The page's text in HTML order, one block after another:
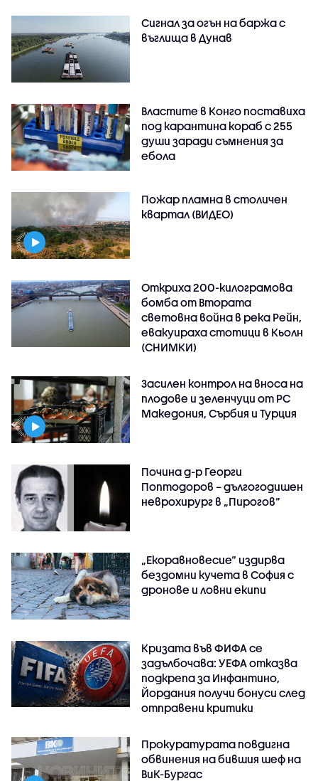
Сигнал за огън на баржа с
въглища в Дунав
Властите в Конго поставиха
под карантина кораб с 255
души заради съмнения за
ебола
Пожар пламна в столичен
квартал (ВИДЕО)
Откриха 200-килограмова
бомба от Втората
световна война в река Рейн,
евакуираха стотици в Кьолн
(СНИМКИ)
Засилен контрол на вноса на
плодове и зеленчуци от РС
Македония, Сърбия и Турция
Почина д-р Георги
Поптодоров – дългогодишен
неврохирург в „Пирогов“
„Екоравновесие“ издирва
бездомни кучета в София с
дронове и ловни екипи
Кризата във ФИФА се
задълбочава: УЕФА отказва
подкрепа за Инфантино,
Йордания получи бонуси след
отправени критики
Прокуратурата повдигна
обвинения на бившия шеф на
ВиК-Бургас